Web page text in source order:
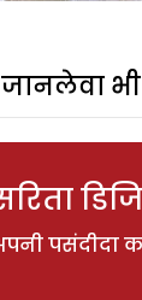
जानलेवा भी
पसंदीदा